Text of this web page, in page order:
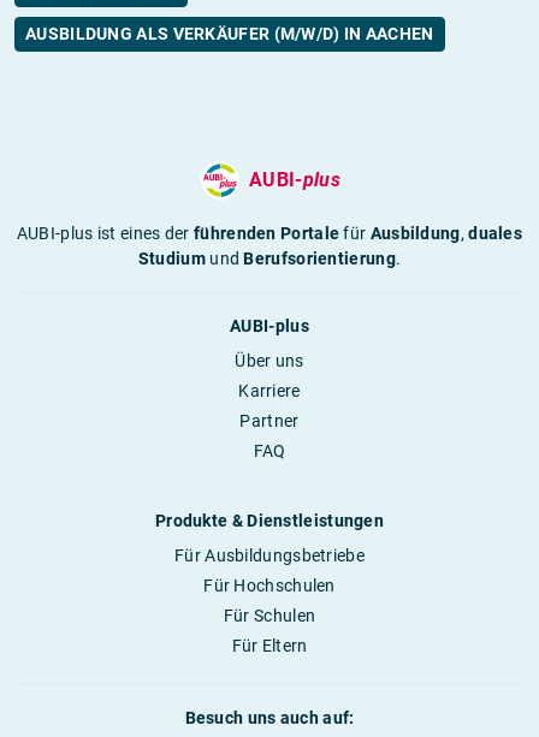
AUSBILDUNG ALS VERKÄUFER (M/W/D) IN AACHEN
AUBI-plus
AUBI-plus ist eines derführenden Portalefür Ausbildung,duales
StudiumundBerufsorientierung.
AUBI-plus
Über uns
Karriere
Partner
FAQ
Produkte & Dienstleistungen
Für Ausbildungsbetriebe
Für Hochschulen
Für Schulen
Für Eltern
Besuch uns auch auf: